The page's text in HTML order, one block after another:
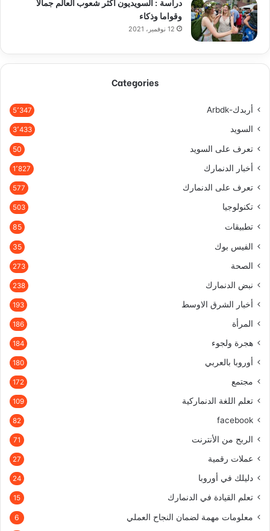
وقواما وذكاء
12 نوفمبر، 2021
Categories
أربدك-Arbdk 5٬347
السويد 3٬433
تعرف على السويد 50
أخبار الدنمارك 1٬827
تعرف على الدنمارك 577
تكنولوجيا 503
تطبيقات 85
الفيس بوك 35
الصحة 273
نبض الدنمارك 238
أخبار الشرق الاوسط 193
المرأة 186
هجرة ولجوء 184
أوروبا بالعربي 180
مجتمع 172
تعلم اللغة الدنماركية 109
facebook
82
الربح من الأنترنت 71
عملات رقمية 27
دليلك في أوروبا 24
تعلم القيادة في الدنمارك 15
معلومات مهمة لضمان النجاح العملي 6